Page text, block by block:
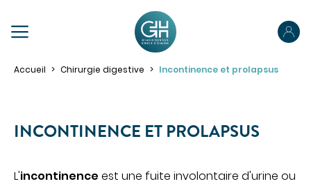
PRÉPAREZ VOTRE SÉJOUR
Préparez votre hospitalisation
Votre sortie
Accueil Chirurgie digestive Incontinence et prolapsus
INCONTINENCE ET PROLAPSUS
L'incontinence est une fuite involontaire d'urine ou